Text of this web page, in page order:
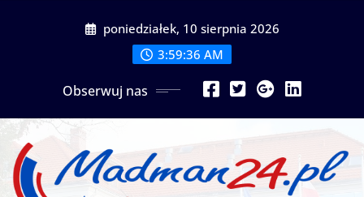
poniedziałek, 10 sierpnia 2026
3:59:39 AM
Obserwuj nas